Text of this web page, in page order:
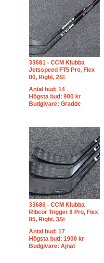
33681 - CCM Klubba
Jetsspeed FT5 Pro, Flex
80, Right, 2St
Antal bud: 14
Högsta bud: 900 kr
Budgivare: Gradde
33686 - CCM Klubba
Ribcor Trigger 8 Pro, Flex
85, Right, 3St
Antal bud: 17
Högsta bud: 1900 kr
Budgivare: Ajnat